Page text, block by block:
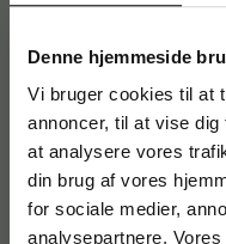
Denne hjemmeside
Vi bruger cookies til at
annoncer, til at vise
at analysere vores
din brug af vores
for sociale medier,
analysepartnere.
fastfood/takeaway,
spiseområder. Perfekt,
og hygiejnisk
Om BulkySoft